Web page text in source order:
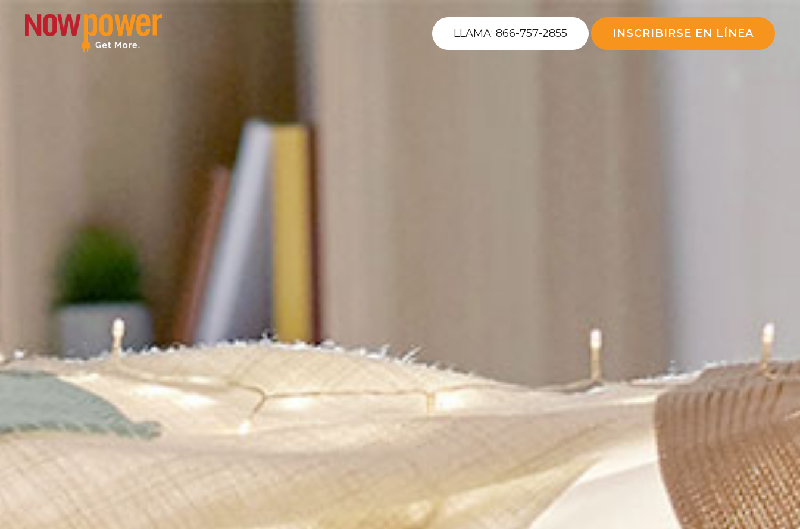
LLAMA: 866-757-2855 INSCRIBIRSE EN LÍNEA